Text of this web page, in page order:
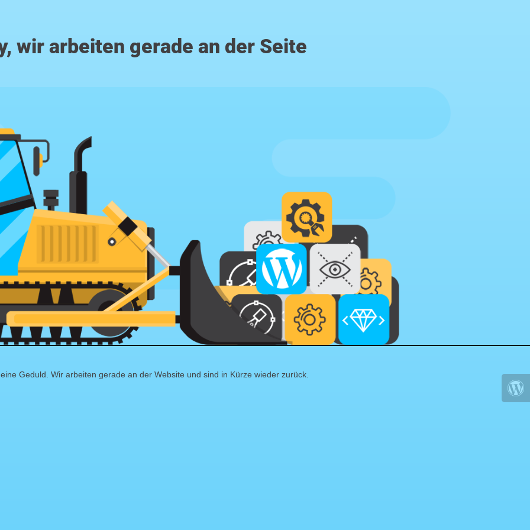
wir arbeiten gerade an der Seite
Geduld. Wir arbeiten gerade an der Website und sind in Kürze wieder zurück.